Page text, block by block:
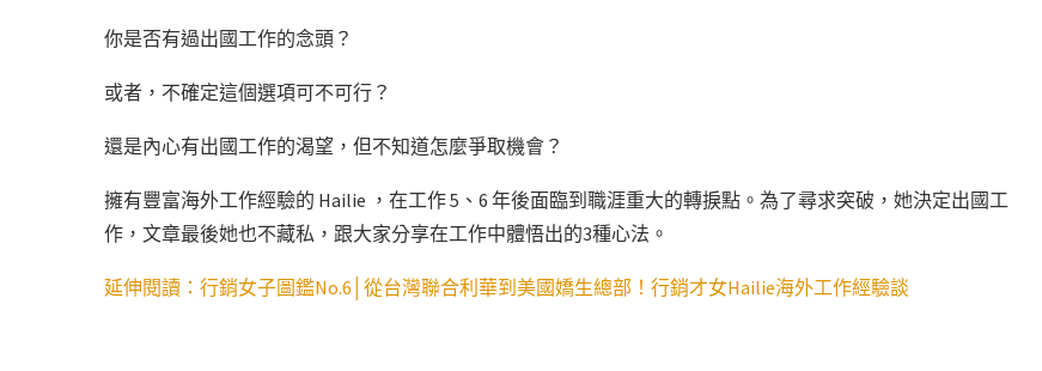
你是否有過出國工作的念頭？
或者，不確定這個選項可不可行？
還是內心有出國工作的渴望，但不知道怎麼爭取機會？
擁有豐富海外工作經驗的 Hailie ，在工作5、6 年後面臨到職涯重大的轉捩點。為了尋求突破，她決定出國工
作，文章最後她也不藏私，跟大家分享在工作中體悟出的3種心法。
延伸閱讀： 行銷女子圖鑑No.6│從台灣聯合利華到美國嬌生總部！行銷才女Hailie海外工作經驗談